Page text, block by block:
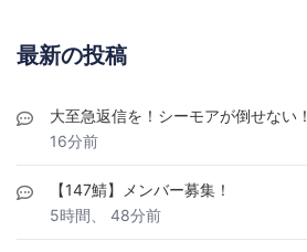
最新の投稿
大至急返信を！シーモアが倒せない！
16分前
【147鯖】メンバー募集！
5時間、 48分前